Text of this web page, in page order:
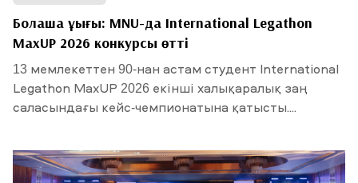
Болашақ құқығы: MNU-да International Legathon
MaxUP 2026 конкурсы өтті
13 мемлекеттен 90-нан астам студент International
Legathon MaxUP 2026 екінші халықаралық заң
саласындағы кейс-чемпионатына қатысты....